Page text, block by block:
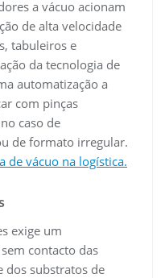
a vácuo acionam
de alta velocidade
tabuleiros e
da tecnologia de
automatização a
com pinças
caso de
de formato irregular.
de vácuo na logística.
exige um
contacto das
dos substratos de